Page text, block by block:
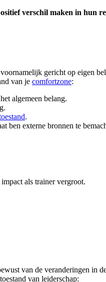
verschil maken in hun
gericht op eigen
van je comfortzone:
algemeen belang.
.
ben externe bronnen te
als trainer vergroot.
van de veranderingen in
van leiderschap: